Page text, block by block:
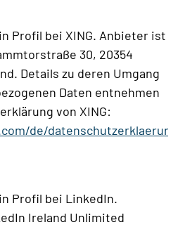
Profil bei XING. Anbieter ist
30, 20354
Details zu deren Umgang
Daten entnehmen
von XING:
de/datenschutzerklaerung
Profil bei LinkedIn.
Ireland Unlimited